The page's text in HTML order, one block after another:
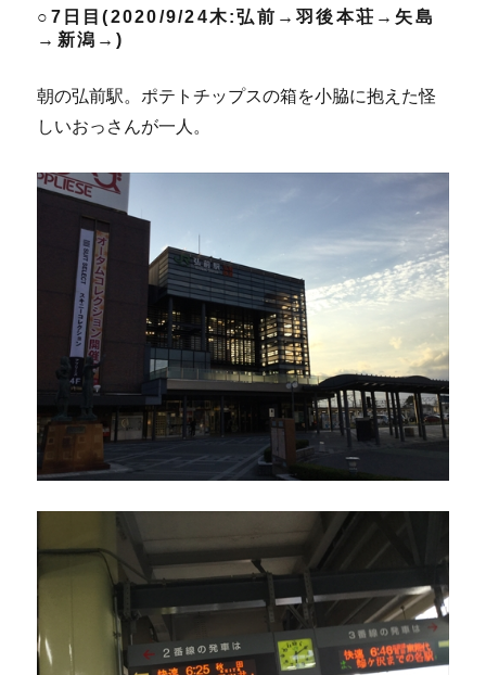
○7日目(2020/9/24木:弘前→羽後本荘→矢島
→新潟→)
朝の弘前駅。ポテトチップスの箱を小脇に抱えた怪
しいおっさんが一人。